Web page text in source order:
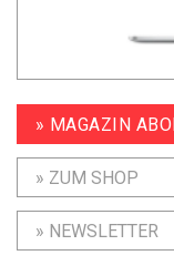
» MAGAZIN
» ZUM SHOP
» NEWSLETTER